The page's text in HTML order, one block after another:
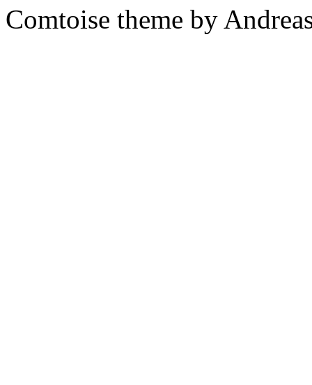
Comtoise theme by